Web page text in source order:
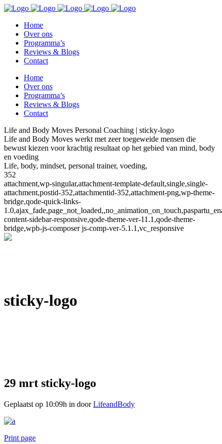
Home
Over ons
Programma’s
Reviews & Blogs
Contact
Home
Over ons
Programma’s
Reviews & Blogs
Contact
Life and Body Moves Personal Coaching | sticky-logo
Life and Body Moves werkt met zeer toegeweide mensen die
bewust kiezen voor krachtig resultaat op het gebied van mind, body
en voeding
Life, body, mindset, personal trainer, voeding,
352
attachment,wp-singular,attachment-template-default,single,single-
attachment,postid-352,attachmentid-352,attachment-png,wp-theme-
bridge,qode-quick-links-
content-sidebar-responsive,qode-theme-ver-11.1,qode-theme-
bridge,wpb-js-composer js-comp-ver-5.1.1,vc_responsive
sticky-logo
29 mrt sticky-logo
Geplaatst op 10:09h in doorLifeandBody
Print page